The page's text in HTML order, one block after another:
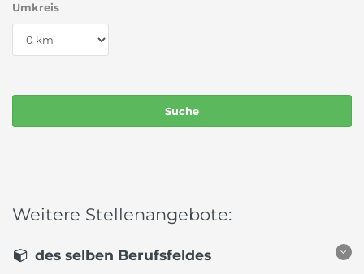
Umkreis
Weitere Stellenangebote:
des selben Berufsfeldes